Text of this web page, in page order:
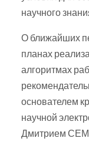
научного
О ближайших
планах
алгоритмах
основателем
научной
Дмитрием